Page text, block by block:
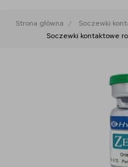
Strona główna Soczewki
Soczewki kontaktowe